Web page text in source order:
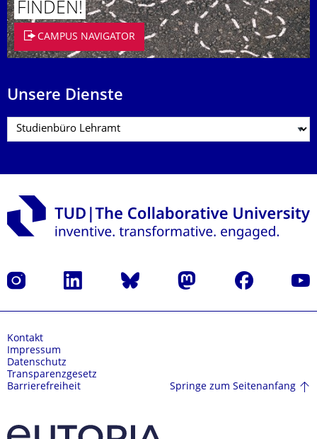
FINDEN!
CAMPUS NAVIGATOR
Unsere Dienste
Instagram LinkedIn Bluesky Mastodon Facebook
Kontakt
Impressum
Datenschutz
Transparenzgesetz
Barrierefreiheit
Springe zum Seitenanfang